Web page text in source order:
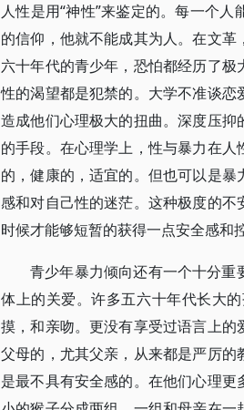
人性是用“神性”来鉴定的。每一个
的信仰，他就不能成其为人。在文革
六十年代的青少年，恐怕都经历了
性的渴望都是犯禁的。大学不准谈
造成他们心理极大的扭曲。深度压
的手段。在心理学上，性与暴力在
的，健康的，适宜的。但也可以是
感和对自己性的迷茫。这种极度的
时候才能够短暂的获得一点安全感和
青少年暴力倾向还有一个十分
体上的关爱。许多五六十年代长大
摸，和亲吻。更没有享受过语言上
父母的，尤其父亲，从来都是严厉
是最不具有安全感的。在他们心理